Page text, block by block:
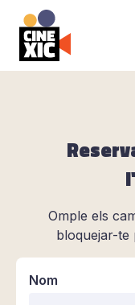
CineXic
Omple els
bloquejar-te
Nom